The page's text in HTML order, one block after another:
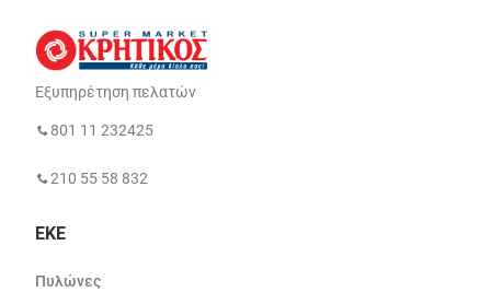
Εξυπηρέτηση πελατών
801 11 232425
210 55 58 832
ΕΚΕ
Πυλώνες